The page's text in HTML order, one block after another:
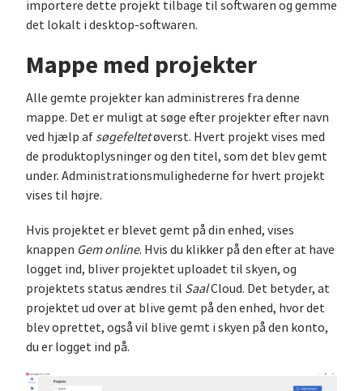
importere dette projekt tilbage til softwaren og gemme
det lokalt i desktop-softwaren.
Mappe med projekter
Alle gemte projekter kan administreres fra denne
mappe. Det er muligt at søge efter projekter efter navn
ved hjælp af søgefeltetøverst. Hvert projekt vises med
de produktoplysninger og den titel, som det blev gemt
under. Administrationsmulighederne for hvert projekt
vises til højre.
Hvis projektet er blevet gemt på din enhed, vises
knappen Gem online. Hvis du klikker på den efter at have
logget ind, bliver projektet uploadet til skyen, og
projektets status ændres til SaalCloud. Det betyder, at
projektet ud over at blive gemt på den enhed, hvor det
blev oprettet, også vil blive gemt i skyen på den konto,
du er logget ind på.